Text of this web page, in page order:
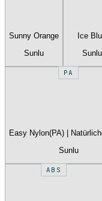
Sunny Orange
Sunlu
Ice
Sunlu
PA
Easy Nylon(PA) |
Sunlu
ABS